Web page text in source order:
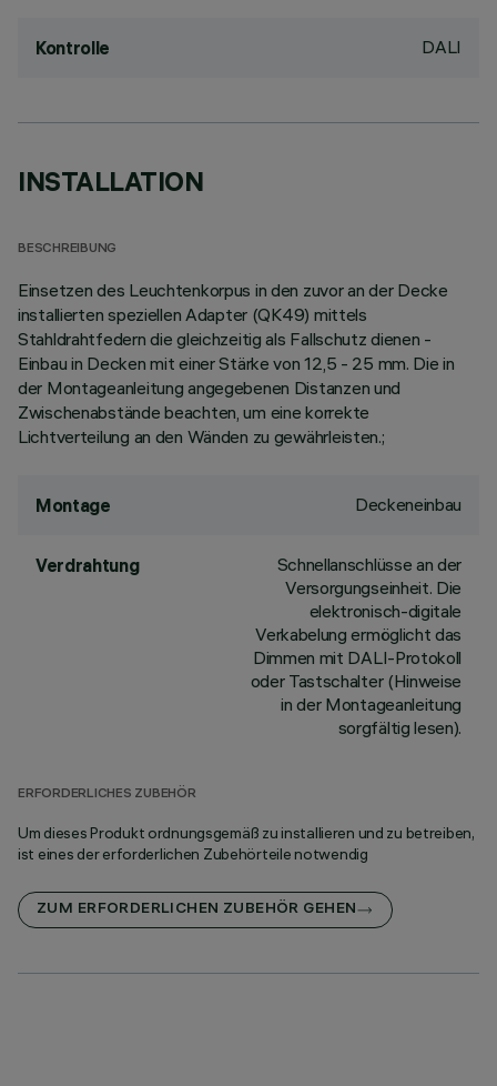
Kontrolle DALI
INSTALLATION
BESCHREIBUNG
Einsetzen des Leuchtenkorpus in den zuvor an der Decke
installierten speziellen Adapter (QK49) mittels
Stahldrahtfedern die gleichzeitig als Fallschutz dienen -
Einbau in Decken mit einer Stärke von 12,5 - 25 mm. Die in
der Montageanleitung angegebenen Distanzen und
Zwischenabstände beachten, um eine korrekte
Lichtverteilung an den Wänden zu gewährleisten.;
Montage Deckeneinbau
Verdrahtung
Schnellanschlüsse an der
Versorgungseinheit. Die
elektronisch-digitale
Verkabelung ermöglicht das
Dimmen mit DALI-Protokoll
oder Tastschalter (Hinweise
in der Montageanleitung
sorgfältig lesen).
ERFORDERLICHES ZUBEHÖR
Um dieses Produkt ordnungsgemäß zu installieren und zu betreiben,
ist eines der erforderlichen Zubehörteile notwendig
ZUM ERFORDERLICHEN ZUBEHÖR GEHEN